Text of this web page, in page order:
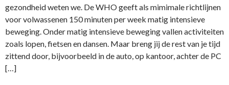
gezondheid weten we. De WHO geeft als mimimale richtlijnen
voor volwassenen 150 minuten per week matig intensieve
beweging. Onder matig intensieve beweging vallen activiteiten
zoals lopen, fietsen en dansen. Maar breng jij de rest van je tijd
zittend door, bijvoorbeeld in de auto, op kantoor, achter de PC
[…]